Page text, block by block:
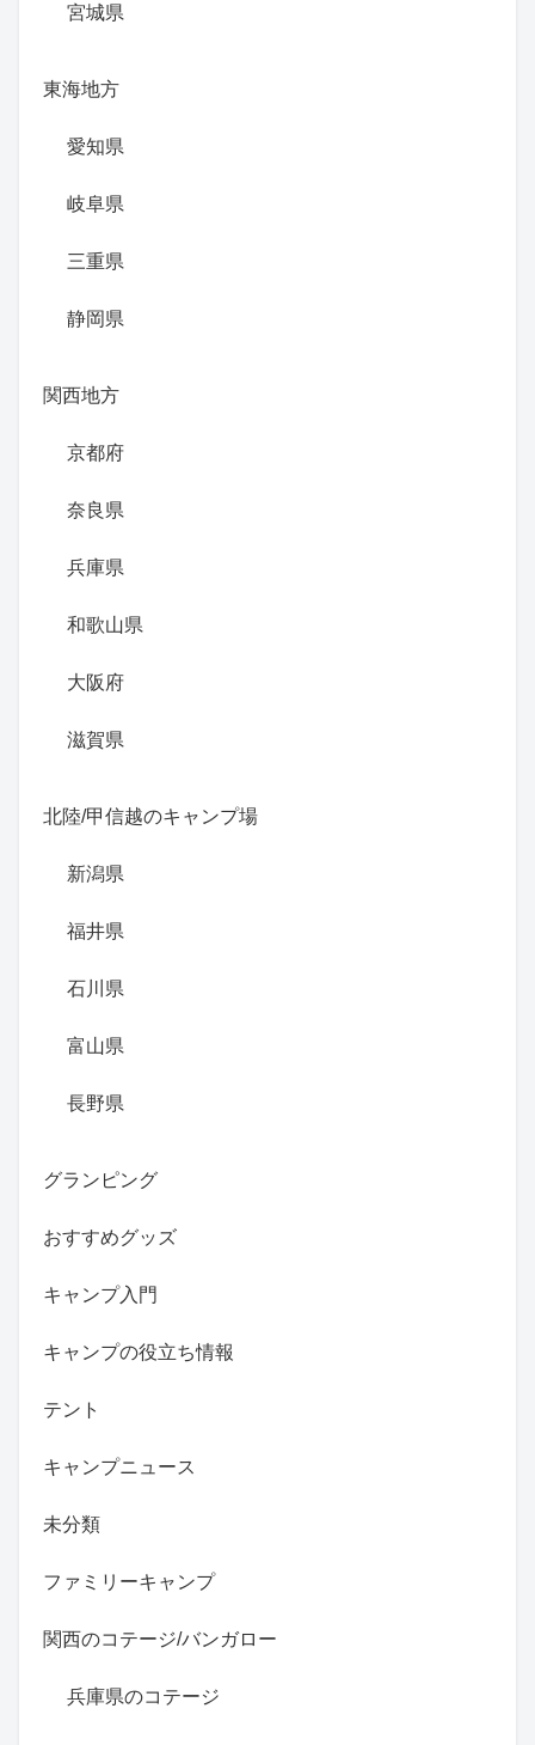
宮城県
東海地方
愛知県
岐阜県
三重県
静岡県
関西地方
京都府
奈良県
兵庫県
和歌山県
大阪府
滋賀県
北陸/甲信越のキャンプ場
新潟県
福井県
石川県
富山県
長野県
グランピング
おすすめグッズ
キャンプ入門
キャンプの役立ち情報
テント
キャンプニュース
未分類
ファミリーキャンプ
関西のコテージ/バンガロー
兵庫県のコテージ